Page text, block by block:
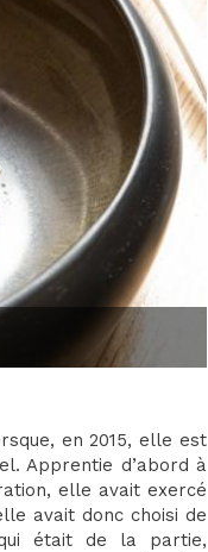
en 2015, elle est
Apprentie d’abord à
elle avait exercé
avait donc choisi de
était de la partie,